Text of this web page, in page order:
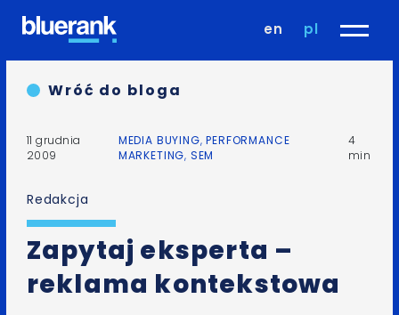
en pl
Wróć do bloga
11 grudnia
2009
MEDIA BUYING,PERFORMANCE
MARKETING, SEM
4
min
Redakcja
Zapytaj eksperta –
reklama kontekstowa